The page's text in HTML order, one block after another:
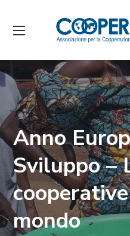
Anno
Sviluppo –
mondo